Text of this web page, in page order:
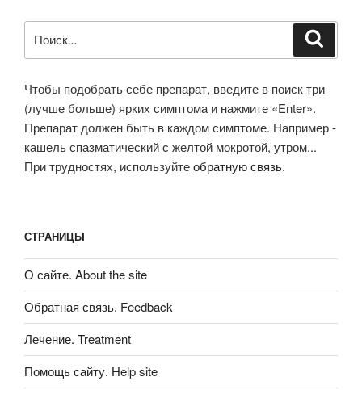
Чтобы подобрать себе препарат, введите в поиск три
(лучше больше) ярких симптома и нажмите «Enter».
Препарат должен быть в каждом симптоме. Например -
кашель спазматический с желтой мокротой, утром...
При трудностях, используйтеобратную связь.
СТРАНИЦЫ
О сайте. About the site
Обратная связь. Feedback
Лечение. Treatment
Помощь сайту. Help site